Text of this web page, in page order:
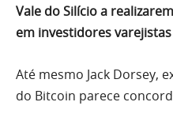
Vale do Silício a
em investidores
Até mesmo Jack Dorsey,
do Bitcoin parece